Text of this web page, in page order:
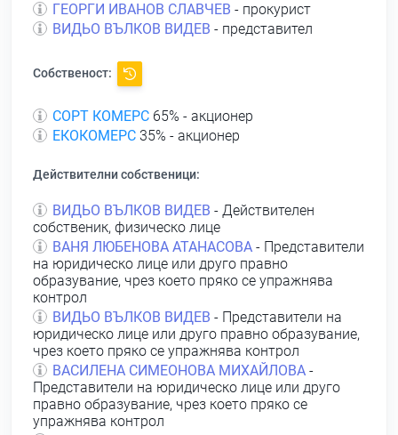
ГЕОРГИ ИВАНОВ СЛАВЧЕВ - прокурист
ВИДЬО ВЪЛКОВ ВИДЕВ - представител
Собственост:
СОРТ КОМЕРС 65% - акционер
ЕКОКОМЕРС 35% - акционер
Действителни собственици:
ВИДЬО ВЪЛКОВ ВИДЕВ - Действителен
собственик, физическо лице
ВАНЯ ЛЮБЕНОВА АТАНАСОВА - Представители
на юридическо лице или друго правно
образувание, чрез което пряко се упражнява
контрол
ВИДЬО ВЪЛКОВ ВИДЕВ - Представители на
юридическо лице или друго правно образувание,
чрез което пряко се упражнява контрол
ВАСИЛЕНА СИМЕОНОВА МИХАЙЛОВА -
Представители на юридическо лице или друго
правно образувание, чрез което пряко се
упражнява контрол